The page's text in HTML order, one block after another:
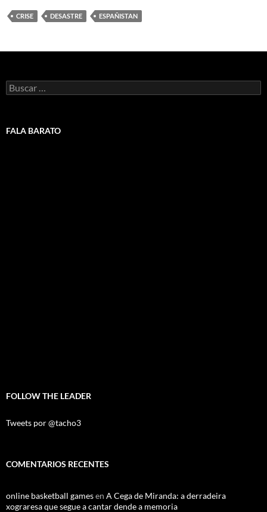
CRISE DESASTRE ESPAÑISTAN
Buscar:
FALA BARATO
FOLLOW THE LEADER
Tweets por @tacho3
COMENTARIOS RECENTES
online basketball gamesen A Cega de Miranda: a derradeira
xograresa que segue a cantar dende a memoria